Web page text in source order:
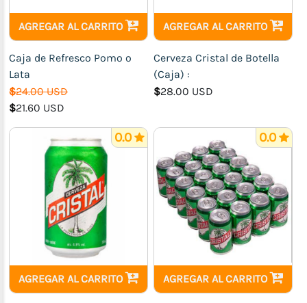
REFRESCOS
CONFITURAS
Viandas
Ensaladas
AGREGAR AL CARRITO
Caja de Refresco Pomo o
Lata
$24.00 USD
$21.60 USD
AGREGAR AL CARRITO
Cerveza Cristal de Botella
(Caja) :
$28.00 USD
AGREGAR AL CARRITO
0.0
AGREGAR AL CARRITO
0.0